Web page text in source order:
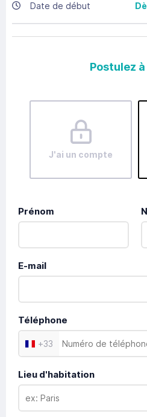
Date de début
Postulez
J'ai un compte
Prénom
E-mail
Téléphone
+33
Lieu d'habitation